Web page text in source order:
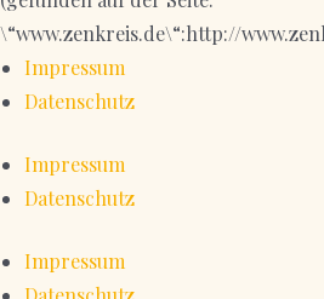
\“www.zenkreis.de\“:http://
Impressum
Datenschutz
Impressum
Datenschutz
Impressum